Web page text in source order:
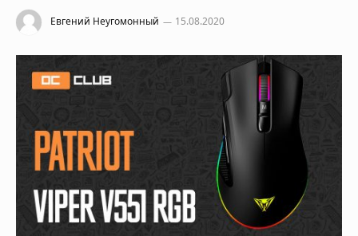
Евгений Неугомонный 15.08.2020